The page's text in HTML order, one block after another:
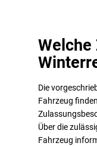
Die
Fahrzeug
Über die
Fahrzeug